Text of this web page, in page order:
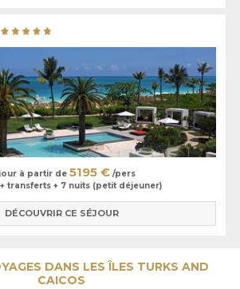
à partir de 5195 € /pers
transferts + 7 nuits (petit déjeuner)
DÉCOUVRIR CE SÉJOUR
DANS LES ÎLES TURKS AND
CAICOS